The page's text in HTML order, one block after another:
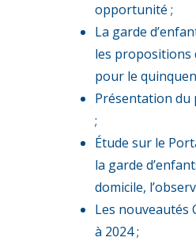
opportunité ;
La garde
les propositions
pour le
Présentation du
;
Étude sur le
la garde
domicile,
Les nouveautés
à 2024 ;